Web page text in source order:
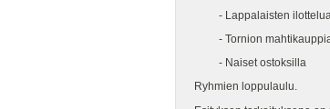
- Lappalaisten
- Tornion
- Naiset ostoksilla
Ryhmien loppulaulu.